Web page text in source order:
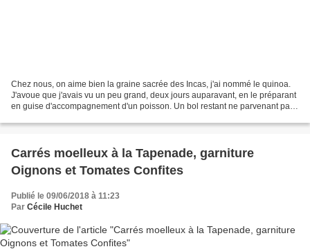
Chez nous, on aime bien la graine sacrée des Incas, j'ai nommé le quinoa.
J'avoue que j'avais vu un peu grand, deux jours auparavant, en le préparant
en guise d'accompagnement d'un poisson. Un bol restant ne parvenant pas
Carrés moelleux à la Tapenade, garniture
Oignons et Tomates Confites
Publié le 09/06/2018 à 11:23
Par Cécile Huchet